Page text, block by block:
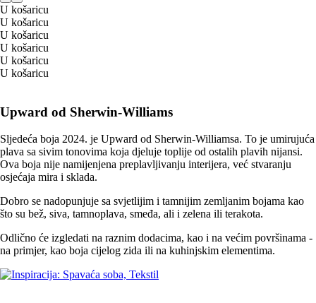
U košaricu
U košaricu
U košaricu
U košaricu
U košaricu
U košaricu
Upward od Sherwin-Williams
Sljedeća boja 2024. je Upward od Sherwin-Williamsa. To je umirujuća
plava sa sivim tonovima koja djeluje toplije od ostalih plavih nijansi.
Ova boja nije namijenjena preplavljivanju interijera, već stvaranju
osjećaja mira i sklada.
Dobro se nadopunjuje sa svjetlijim i tamnijim zemljanim bojama kao
što su bež, siva, tamnoplava, smeđa, ali i zelena ili terakota.
Odlično će izgledati na raznim dodacima, kao i na većim površinama -
na primjer, kao boja cijelog zida ili na kuhinjskim elementima.